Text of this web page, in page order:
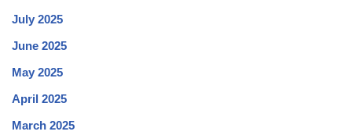
July 2025
June 2025
May 2025
April 2025
March 2025